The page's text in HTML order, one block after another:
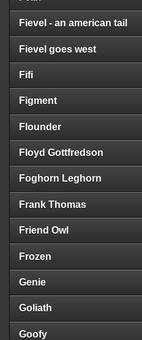
Fievel - an american tail
Fievel goes west
Fifi
Figment
Flounder
Floyd Gottfredson
Foghorn Leghorn
Frank Thomas
Friend Owl
Frozen
Genie
Goliath
Goofy